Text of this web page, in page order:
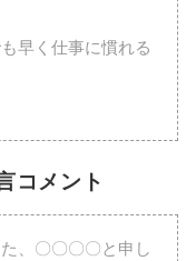
早く仕事に慣れる
コメント
、〇〇〇〇と申し